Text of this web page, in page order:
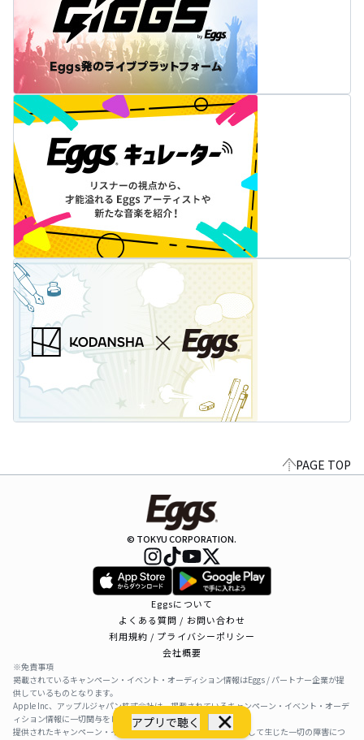
アプリで聴く
PAGE TOP
© TOKYU CORPORATION.
Eggsについて
よくある質問 / お問い合わせ
利用規約 / プライバシーポリシー
会社概要
※免責事項
掲載されているキャンペーン・イベント・オーディション情報はEggs / パートナー企業が提
供しているものとなります。
Apple Inc、アップルジャパン株式会社は、掲載されているキャンペーン・イベント・オーデ
ィション情報に一切関与をしておりません。
提供されたキャンペーン・イベント・オーディション情報を利用して生じた一切の障害につ